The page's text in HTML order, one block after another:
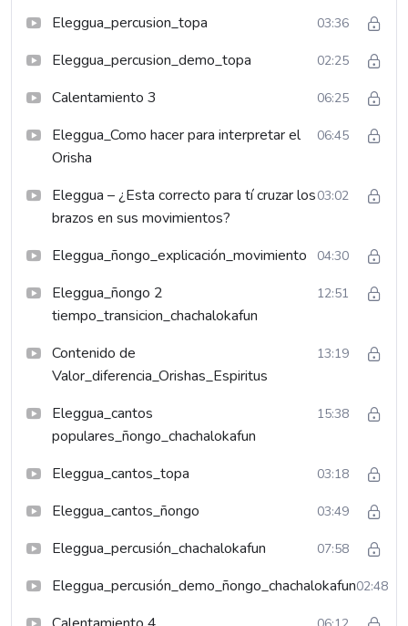
Eleggua_percusion_topa 03:36
Eleggua_percusion_demo_topa 02:25
Calentamiento 3 06:25
Eleggua_Como hacer para interpretar el
Orisha
06:45
Eleggua – ¿Esta correcto para tí cruzar los
brazos en sus movimientos?
03:02
Eleggua_ñongo_explicación_movimiento 04:30
Eleggua_ñongo 2
tiempo_transicion_chachalokafun
12:51
Contenido de
Valor_diferencia_Orishas_Espiritus
13:19
Eleggua_cantos
populares_ñongo_chachalokafun
15:38
Eleggua_cantos_topa 03:18
Eleggua_cantos_ñongo 03:49
Eleggua_percusión_chachalokafun 07:58
Eleggua_percusión_demo_ñongo_chachalokafun02:48